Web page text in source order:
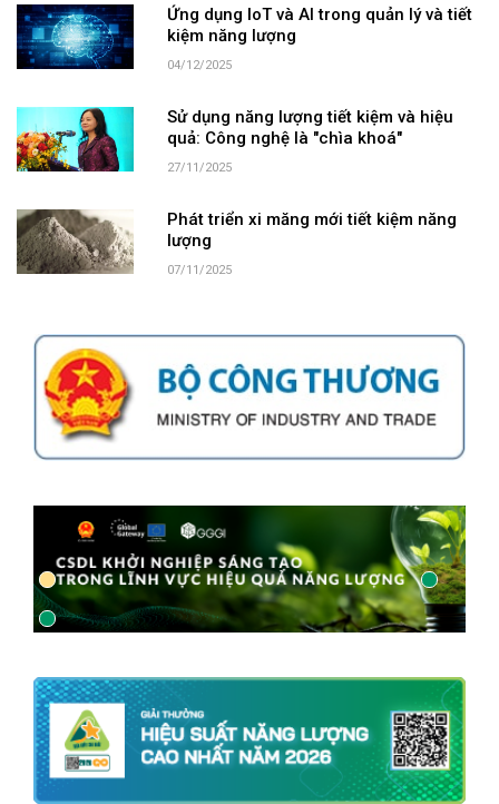
Ứng dụng IoT và AI trong quản lý và tiết
kiệm năng lượng
04/12/2025
Sử dụng năng lượng tiết kiệm và hiệu
quả: Công nghệ là "chìa khoá"
27/11/2025
Phát triển xi măng mới tiết kiệm năng
lượng
07/11/2025